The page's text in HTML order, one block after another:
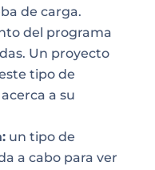
de carga.
del programa
Un proyecto
tipo de
a su
un tipo de
a cabo para ver